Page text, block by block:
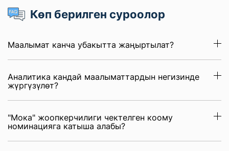
Көп берилген суроолор
Маалымат канча убакытта жаңыртылат?
Аналитика кандай маалыматтардын негизинде
жүргүзүлөт?
"Мока" жоопкерчилиги чектелген коому
номинацияга катыша алабы?